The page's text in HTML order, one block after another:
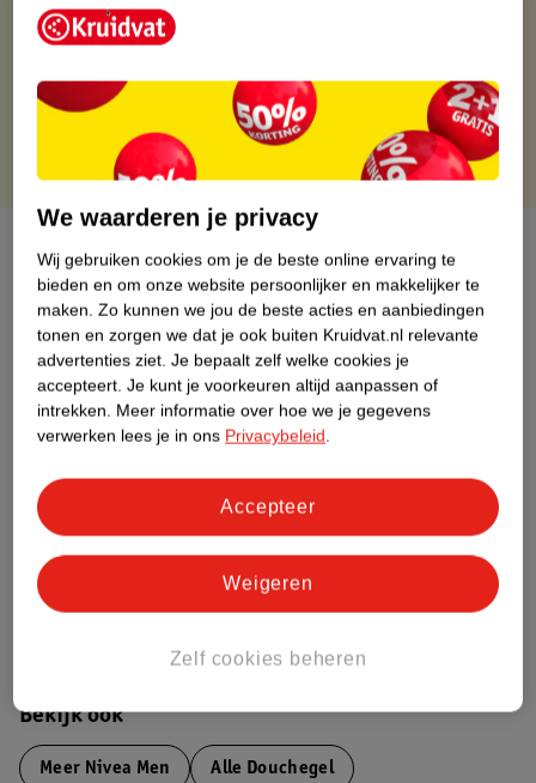
Gratis thuisbezorgd vanaf 50.00
Gratis punten met je Kruidvat kaart
Over dit product
Productinformatie
Etiketinformatie
Nature Impact Score
Dit product heeft (nog) geen Nature
Impact Score.
Bekijk ook
Meer Nivea Men Alle Douchegel
We waarderen je privacy
Wij gebruiken cookies om je de beste online ervaring te
bieden en om onze website persoonlijker en makkelijker te
maken. Zo kunnen we jou de beste acties en aanbiedingen
tonen en zorgen we dat je ook buiten Kruidvat.nl relevante
advertenties ziet. Je bepaalt zelf welke cookies je
accepteert. Je kunt je voorkeuren altijd aanpassen of
intrekken. Meer informatie over hoe we je gegevens
verwerken lees je in ons Privacybeleid.
Zelf cookies beheren
Weigeren
Accepteer